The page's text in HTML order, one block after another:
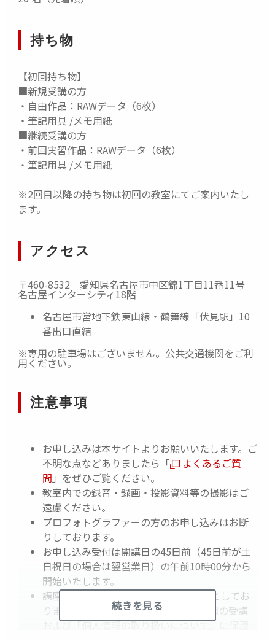
持ち物
【初回持ち物】
■新規受講の方
・自由作品：RAWデータ（6枚）
・筆記用具 /メモ用紙
■継続受講の方
・前回実習作品：RAWデータ（6枚）
・筆記用具 /メモ用紙
※2回目以降の持ち物は初回の教室にてご案内いたし
ます。
アクセス
〒460-8532 愛知県名古屋市中区錦1丁目11番11号
名古屋インターシティ18階
名古屋市営地下鉄東山線・鶴舞線「伏見駅」10
番出口直結
※専用の駐車場はございません。公共交通機関をご利
用ください。
注意事項
お申し込みは本サイトよりお願いいたします。ご
不明な点などありましたら「
よくあるご質
問 」をぜひご覧ください。
教室内での録音・録画・投影資料等の撮影はご
遠慮ください。
プロフォトグラファーの方のお申し込みはお断
りしております。
お申し込み受付は開講日の45日前（45日前が土
日祝日の場合は翌営業日）の午前10時00分から
開始いたします。
講座は原則として16歳以上の方を対象としてお
ります。また、18歳未満の方はEOS学園の受講
および「個人情報の取り扱いについて」に保護
続きを見る